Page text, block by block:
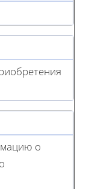
о